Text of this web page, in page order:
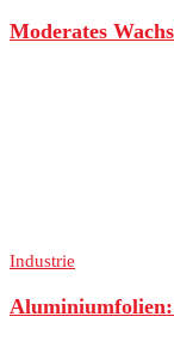
Moderates
Industrie
Aluminiumfolien: